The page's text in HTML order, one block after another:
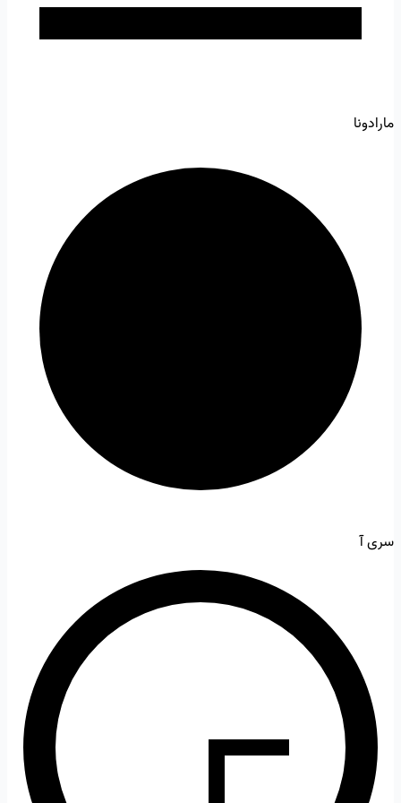
مارادونا
سری آ